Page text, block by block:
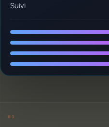
Suivi